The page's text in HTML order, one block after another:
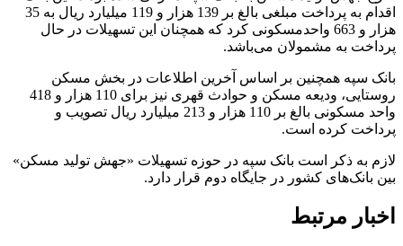
اقدام به پرداخت مبلغی بالغ بر 139 هزار و 119 میلیارد ریال به 35
هزار و 663 واحدمسکونی کرد که همچنان این تسهیلات در حال
پرداخت به مشمولان می‌باشد.
بانک سپه همچنین بر اساس آخرین اطلاعات در بخش مسکن
روستایی، ودیعه مسکن و حوادث قهری نیز برای 110 هزار و 418
واحد مسکونی بالغ بر 110 هزار و 213 میلیارد ریال تصویب و
پرداخت کرده است.
لازم به ذکر است بانک سپه در حوزه تسهیلات «جهش تولید مسکن»
بین بانک‌های کشور در جایگاه دوم قرار دارد.
اخبار مرتبط